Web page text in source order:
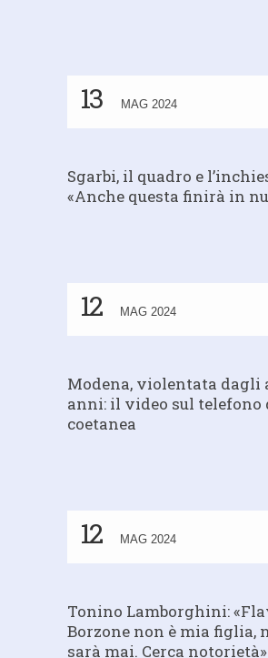
13 MAG 2024
Sgarbi, il quadro e
«Anche questa finirà in
12 MAG 2024
Modena, violentata dagli
anni: il video sul telefono
coetanea
12 MAG 2024
Tonino Lamborghini:
Borzone non è mia figlia,
sarà mai. Cerca notorietà»